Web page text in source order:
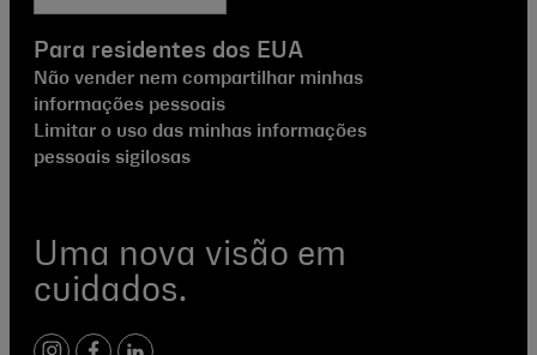
Uma nova visão em
cuidados.
Para residentes dos EUA
Não vender nem compartilhar minhas
informações pessoais
Limitar o uso das minhas informações
pessoais sigilosas